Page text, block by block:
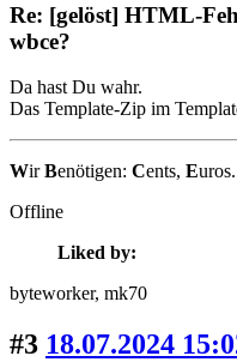
Re: [gelöst] HTML-
wbce?
Da hast Du wahr.
Das Template-Zip im
WirBenötigen: Cents, E
Offline
Liked by:
byteworker, mk70
#3 18.07.2024